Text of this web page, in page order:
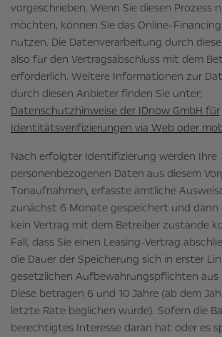
vorgeschrieben. Wenn Sie diesen Prozess
möchten, können Sie das Online-
nutzen. Die Datenverarbeitung durch
also für den Vertragsabschluss mit dem
erforderlich. Weitere Informationen zur
durch diesen Anbieter finden Sie unter:
Datenschutzhinweise der IDnow GmbH für
Identitätsverifizierungen via Web oder
Nach erfolgter Identifizierung werden Ihre
personenbezogenen Daten aus diesem
Tonaufnahmen, erfasste amtliche
zunächst 6 Monate gespeichert und dann
kein Vertrag mit dem Betreiber zustande
Fall, dass Sie einen Leasing-Vertrag
die Dauer der Speicherung sich in erster
gesetzlichen Aufbewahrungspflichten aus
Diese betragen 6 und 10 Jahre (ab dem
letzte Rate beglichen wurde). Sofern die
berechtigtes Interesse daran hat oder es